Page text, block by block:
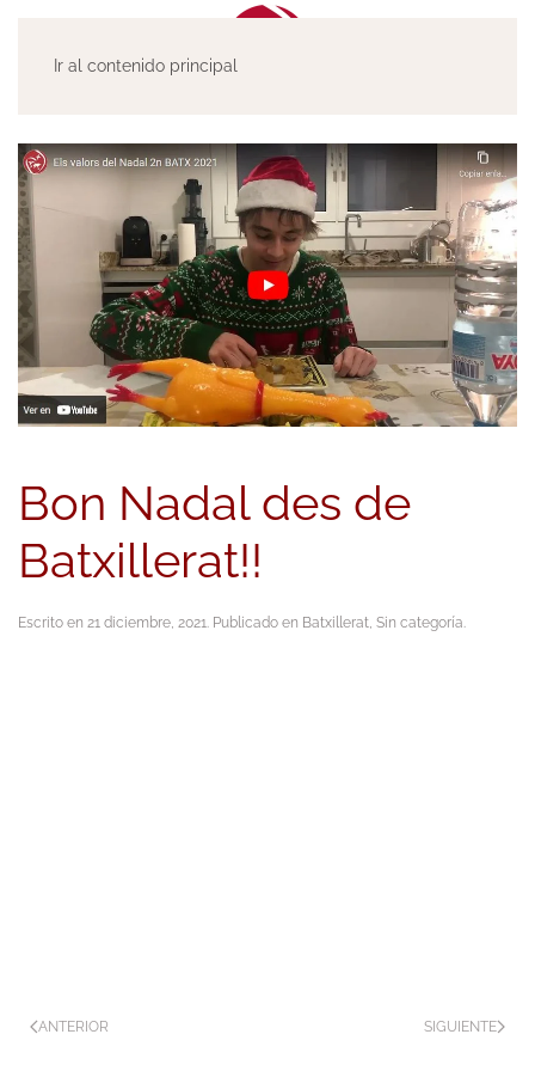
Ir al contenido principal
Bon Nadal des de
Batxillerat!!
Escrito en 21 diciembre, 2021. Publicado en Batxillerat, Sin categoría.
ANTERIOR SIGUIENTE